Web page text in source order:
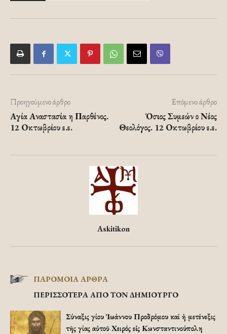
Προηγούμενο άρθρο
Αγία Αναστασία η Παρθένος.
12 Οκτωβρίου ε.ε.
Επόμενο άρθρο
Όσιος Συμεών ο Νέος
Θεολόγος. 12 Οκτωβρίου ε.ε.
Askitikon
ΠΑΡΟΜΟΙΑ ΑΡΘΡΑ
ΠΕΡΙΣΣΟΤΕΡΑ ΑΠΟ ΤΟΝ ΔΗΜΙΟΥΡΓΟ
Σύναξις Ἁγίου Ἰωάννου Προδρόμου καί ἡ μετένεξις
τῆς Ἁγίας αὐτοῦ Χειρός εἰς Κωνσταντινούπολη